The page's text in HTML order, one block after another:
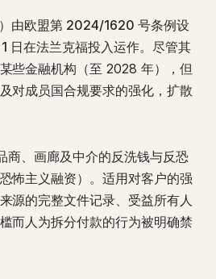
由欧盟第 2024/1620 号条例设
日在法兰克福投入运作。尽管其
些金融机构（至 2028 年），但
对成员国合规要求的强化，扩散
商、画廊及中介的反洗钱与反恐
怖主义融资）。适用对客户的强
来源的完整文件记录、 受益所有人
而人为拆分付款的行为被明确禁